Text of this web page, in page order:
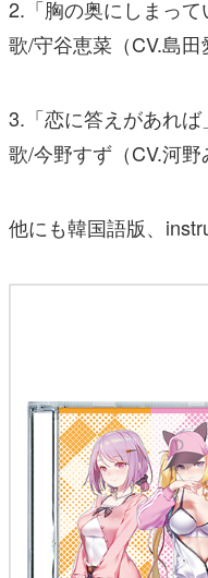
2.「胸の奥にしまって
歌/守谷恵菜（CV.島田
3.「恋に答えがあれば
歌/今野すず（CV.河野
他にも韓国語版、